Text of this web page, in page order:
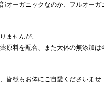
オーガニックなのか、フルオー
ませんが、
原料を配合、また大体の無添加は
皆様もお体にご自愛くださいませ